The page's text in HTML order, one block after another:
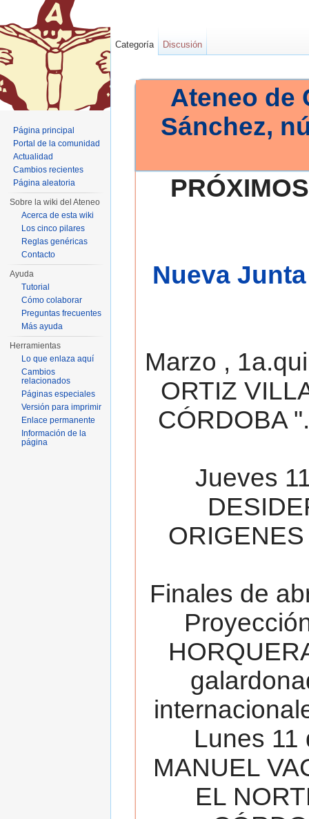
Ateneo de
Sánchez,
Nueva
Marzo ,
ORTIZ
CÓRDOBA
Jueves
Finales de
Lunes 11
MANUEL
EL
Categoría Discusión
Página principal
Portal de la comunidad
Actualidad
Cambios recientes
Página aleatoria
Sobre la wiki del Ateneo
Acerca de esta wiki
Los cinco pilares
Reglas genéricas
Contacto
Ayuda
Tutorial
Cómo colaborar
Preguntas frecuentes
Más ayuda
Herramientas
Lo que enlaza aquí
Cambios
relacionados
Páginas especiales
Versión para imprimir
Enlace permanente
Información de la
página